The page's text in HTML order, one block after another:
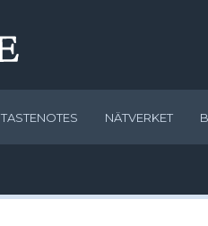
TASTENOTES NÄTVERKET